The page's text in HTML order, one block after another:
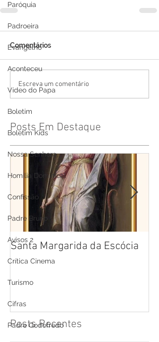
Paróquia
Padroeira
Evangelho
Aconteceu
Video do Papa
Boletim
Boletim Kids
Nossa Senhora
Homilia Dominical
Confissão
Padre Bruno
Avisos 2
Crítica Cinema
Turismo
Cifras
Padre Godofredo
Comentários
Escreva um comentário
Posts Em Destaque
Santa Margarida da Escócia
Posts Recentes